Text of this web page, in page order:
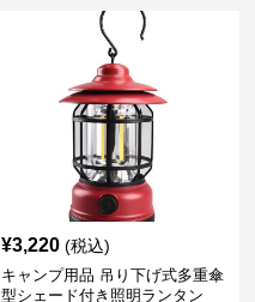
¥3,220 (税込)
キャンプ用品 吊り下げ式多重傘
型シェード付き照明ランタン